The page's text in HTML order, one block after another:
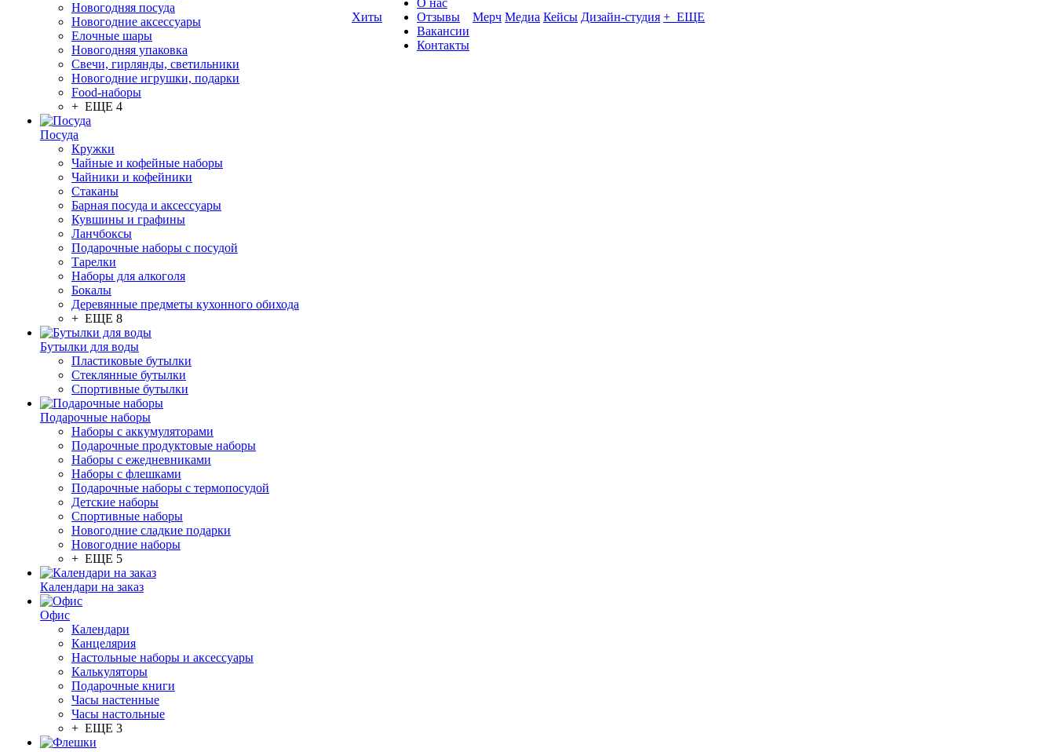
Новогодняя посуда
Новогодние аксессуары
Елочные шары
Новогодняя упаковка
Свечи, гирлянды, светильники
Новогодние игрушки, подарки
Food-наборы
+ ЕЩЕ 4
Посуда
Кружки
Чайные и кофейные наборы
Чайники и кофейники
Стаканы
Барная посуда и аксессуары
Кувшины и графины
Ланчбоксы
Подарочные наборы с посудой
Тарелки
Наборы для алкоголя
Бокалы
Деревянные предметы кухонного обихода
+ ЕЩЕ 8
Бутылки для воды
Пластиковые бутылки
Стеклянные бутылки
Спортивные бутылки
Подарочные наборы
Наборы с аккумуляторами
Подарочные продуктовые наборы
Наборы с ежедневниками
Наборы с флешками
Подарочные наборы с термопосудой
Детские наборы
Спортивные наборы
Новогодние сладкие подарки
Новогодние наборы
+ ЕЩЕ 5
Календари на заказ
Офис
Календари
Канцелярия
Настольные наборы и аксессуары
Калькуляторы
Подарочные книги
Часы настенные
Часы настольные
+ ЕЩЕ 3
Хиты
О нас
Отзывы
Вакансии
Контакты
Мерч Медиа Кейсы Дизайн-студия + ЕЩЕ